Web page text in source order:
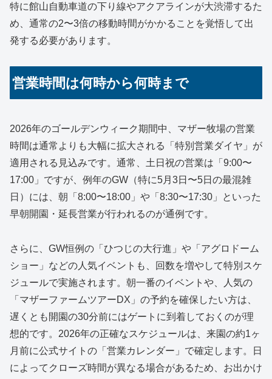
特に館山自動車道の下り線やアクアラインが大渋滞するた
め、通常の2〜3倍の移動時間がかかることを覚悟して出
発する必要があります。
営業時間は何時から何時まで
2026年のゴールデンウィーク期間中、マザー牧場の営業
時間は通常よりも大幅に拡大される「特別営業ダイヤ」が
適用される見込みです。通常、土日祝の営業は「9:00〜
17:00」ですが、例年のGW（特に5月3日〜5日の最混雑
日）には、朝「8:00〜18:00」や「8:30〜17:30」といった
早朝開園・延長営業が行われるのが通例です。
さらに、GW恒例の「ひつじの大行進」や「アグロドーム
ショー」などの人気イベントも、回数を増やして特別スケ
ジュールで実施されます。朝一番のイベントや、人気の
「マザーファームツアーDX」の予約を確保したい方は、
遅くとも開園の30分前にはゲートに到着しておくのが理
想的です。2026年の正確なスケジュールは、来園の約1ヶ
月前に公式サイトの「営業カレンダー」で確定します。日
によってクローズ時間が異なる場合があるため、お出かけ